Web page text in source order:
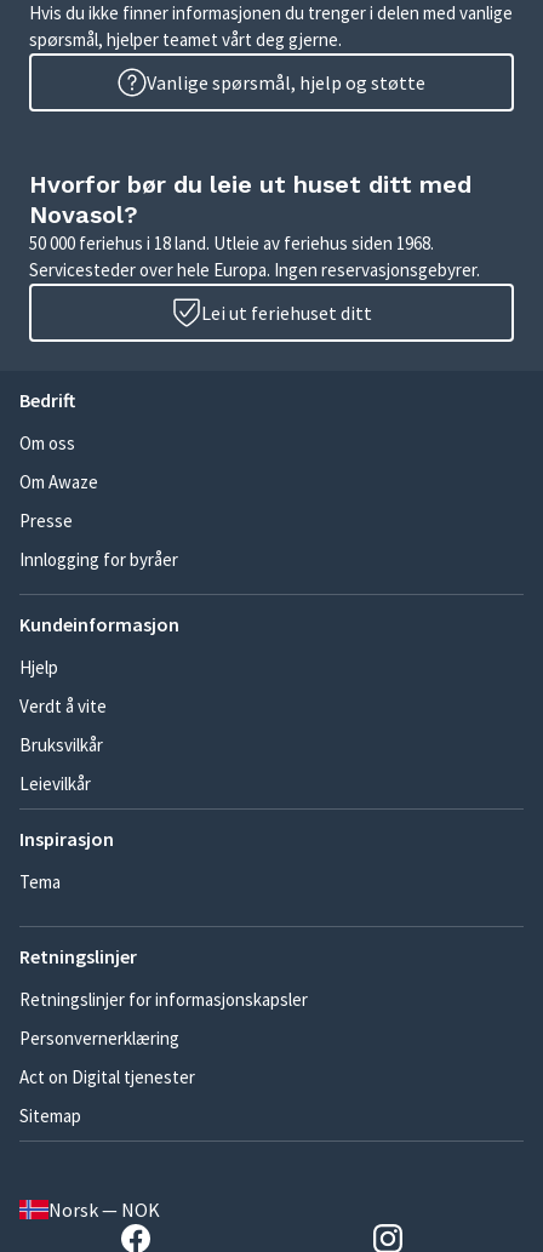
Hvis du ikke finner informasjonen du trenger i delen med vanlige
spørsmål, hjelper teamet vårt deg gjerne.
Vanlige spørsmål, hjelp og støtte
Hvorfor bør du leie ut huset ditt med
Novasol?
50 000 feriehus i 18 land. Utleie av feriehus siden 1968.
Servicesteder over hele Europa. Ingen reservasjonsgebyrer.
Lei ut feriehuset ditt
Bedrift
Om oss
Om Awaze
Presse
Innlogging for byråer
Kundeinformasjon
Hjelp
Verdt å vite
Bruksvilkår
Leievilkår
Inspirasjon
Tema
Retningslinjer
Retningslinjer for informasjonskapsler
Personvernerklæring
Act on Digital tjenester
Sitemap
Norsk — NOK